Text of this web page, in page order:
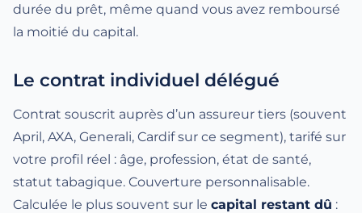
durée du prêt, même quand vous avez remboursé
la moitié du capital.
Le contrat individuel délégué
Contrat souscrit auprès d’un assureur tiers (souvent
April, AXA, Generali, Cardif sur ce segment), tarifé sur
votre profil réel : âge, profession, état de santé,
statut tabagique. Couverture personnalisable.
Calculée le plus souvent sur le capital restant dû :